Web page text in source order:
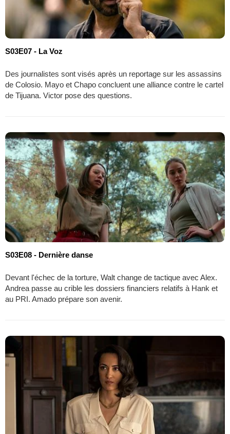
S03E07 - La Voz
Des journalistes sont visés après un reportage sur les assassins
de Colosio. Mayo et Chapo concluent une alliance contre le cartel
de Tijuana. Victor pose des questions.
S03E08 - Dernière danse
Devant l'échec de la torture, Walt change de tactique avec Alex.
Andrea passe au crible les dossiers financiers relatifs à Hank et
au PRI. Amado prépare son avenir.